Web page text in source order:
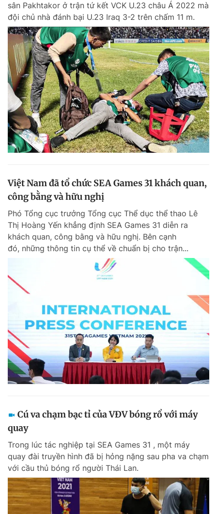
sân Pakhtakor ở trận tứ kết VCK U.23 châu Á 2022 mà
đội chủ nhà đánh bại U.23 Iraq 3-2 trên chấm 11 m.
Việt Nam đã tổ chức SEA Games 31 khách quan,
công bằng và hữu nghị
Phó Tổng cục trưởng Tổng cục Thể dục thể thao Lê
Thị Hoàng Yến khẳng định SEA Games 31 diễn ra
khách quan, công bằng và hữu nghị. Bên cạnh
đó, những thông tin cụ thể về chuẩn bị cho trận...
Cú va chạm bạc tỉ của VĐV bóng rổ với máy
quay
Trong lúc tác nghiệp tại SEA Games 31 , một máy
quay đài truyền hình đã bị hỏng nặng sau pha va chạm
với cầu thủ bóng rổ người Thái Lan.